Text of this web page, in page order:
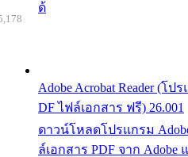
ด้
Adobe Acrobat Reader (โ
DF ไฟล์เอกสาร ฟรี) 26.001
ดาวน์โหลดโปรแกรม Adobe
ล์เอกสาร PDF จาก